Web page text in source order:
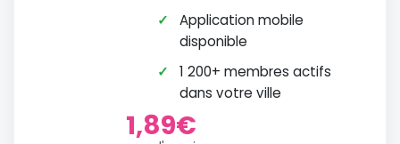
✓
Application mobile
disponible
✓
1 200+ membres actifs
dans votre ville
1,89€